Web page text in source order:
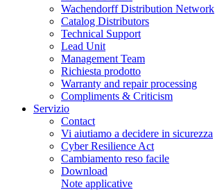
Wachendorff Distribution Network
Catalog Distributors
Technical Support
Lead Unit
Management Team
Richiesta prodotto
Warranty and repair processing
Compliments & Criticism
Servizio
Contact
Vi aiutiamo a decidere in sicurezza
Cyber Resilience Act
Cambiamento reso facile
Download
Note applicative